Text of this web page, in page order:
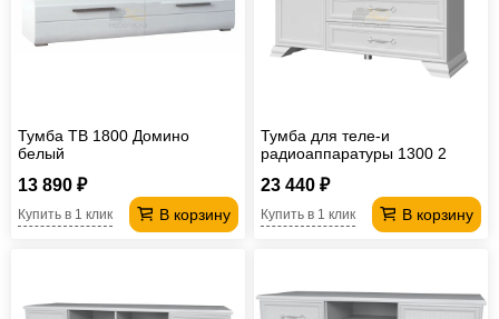
Тумба ТВ 1800 Домино
белый
13 890 ₽
В корзину
Купить в 1 клик
Тумба для теле-и
радиоаппаратуры 1300 2
23 440 ₽
В корзину
Купить в 1 клик